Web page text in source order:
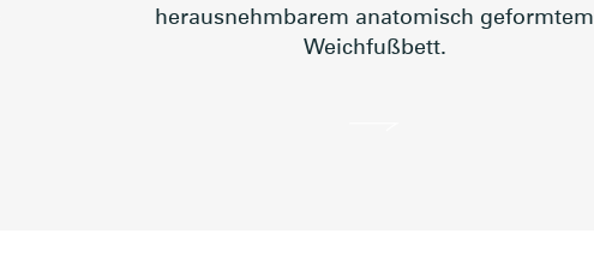
herausnehmbarem anatomisch geformtem
Weichfußbett.